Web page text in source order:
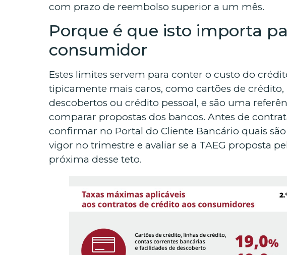
com prazo de reembolso superior a um mês.
Porque é que isto importa
consumidor
Estes limites servem para conter o custo do
tipicamente mais caros, como cartões de crédito,
descobertos ou crédito pessoal, e são uma
comparar propostas dos bancos. Antes de
confirmar no Portal do Cliente Bancário quais
vigor no trimestre e avaliar se a TAEG proposta
próxima desse teto.